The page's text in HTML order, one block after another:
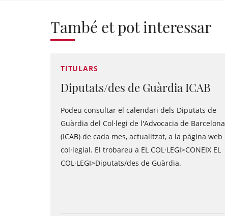
També et pot interessar
TITULARS
Diputats/des de Guàrdia ICAB
Podeu consultar el calendari dels Diputats de
Guàrdia del Col·legi de l'Advocacia de Barcelona
(ICAB) de cada mes, actualitzat, a la pàgina web
col·legial. El trobareu a EL COL·LEGI>CONEIX EL
COL·LEGI>Diputats/des de Guàrdia.